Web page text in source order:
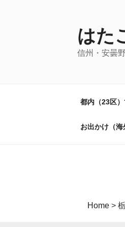
はた
信州・安曇
都内（23区
お出かけ（海
Home >